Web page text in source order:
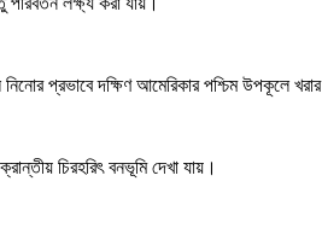
প্রভাবে দক্ষিণ আমেরিকার পশ্চিম উপকূলে খরার
চিরহরিৎ বনভূমি দেখা যায়।